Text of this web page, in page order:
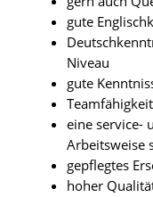
gute
Niveau
gute
eine service-
Arbeitsweise
gepflegtes
hoher